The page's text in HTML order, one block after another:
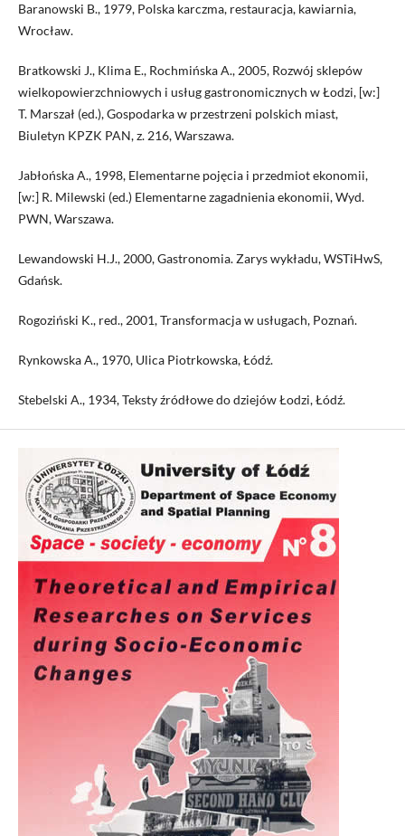
Baranowski B., 1979, Polska karczma, restauracja, kawiarnia,
Wrocław.
Bratkowski J., Klima E., Rochmińska A., 2005, Rozwój sklepów
wielkopowierzchniowych i usług gastronomicznych w Łodzi, [w:]
T. Marszał (ed.), Gospodarka w przestrzeni polskich miast,
Biuletyn KPZK PAN, z. 216, Warszawa.
Jabłońska A., 1998, Elementarne pojęcia i przedmiot ekonomii,
[w:] R. Milewski (ed.) Elementarne zagadnienia ekonomii, Wyd.
PWN, Warszawa.
Lewandowski H.J., 2000, Gastronomia. Zarys wykładu, WSTiHwS,
Gdańsk.
Rogoziński K., red., 2001, Transformacja w usługach, Poznań.
Rynkowska A., 1970, Ulica Piotrkowska, Łódź.
Stebelski A., 1934, Teksty źródłowe do dziejów Łodzi, Łódź.